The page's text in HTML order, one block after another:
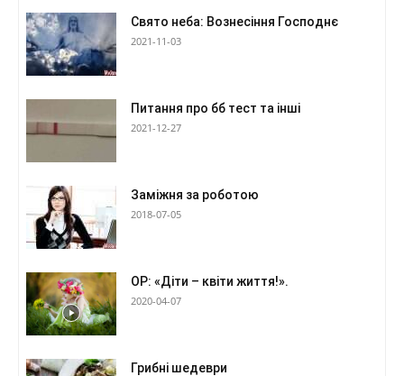
Свято неба: Вознесіння Господнє
2021-11-03
Питання про бб тест та інші
2021-12-27
Заміжня за роботою
2018-07-05
ОР: «Діти – квіти життя!».
2020-04-07
Грибні шедеври